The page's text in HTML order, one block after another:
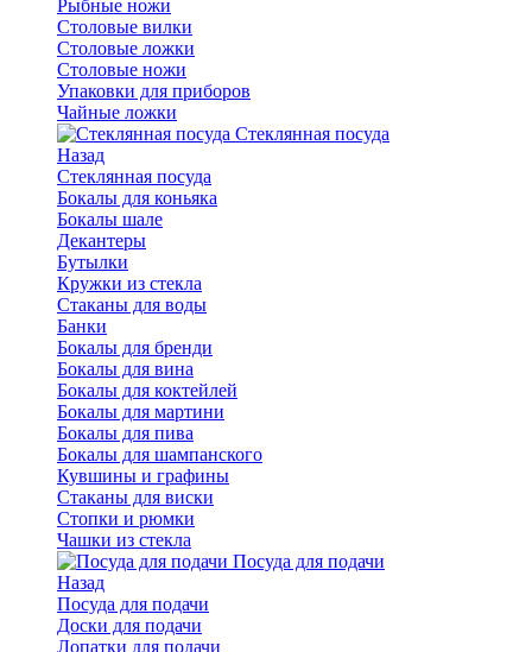
Рыбные ножи
Столовые вилки
Столовые ложки
Столовые ножи
Упаковки для приборов
Чайные ложки
Стеклянная посуда
Назад
Стеклянная посуда
Бокалы для коньяка
Бокалы шале
Декантеры
Бутылки
Кружки из стекла
Стаканы для воды
Банки
Бокалы для бренди
Бокалы для вина
Бокалы для коктейлей
Бокалы для мартини
Бокалы для пива
Бокалы для шампанского
Кувшины и графины
Стаканы для виски
Стопки и рюмки
Чашки из стекла
Посуда для подачи
Назад
Посуда для подачи
Доски для подачи
Лопатки для подачи